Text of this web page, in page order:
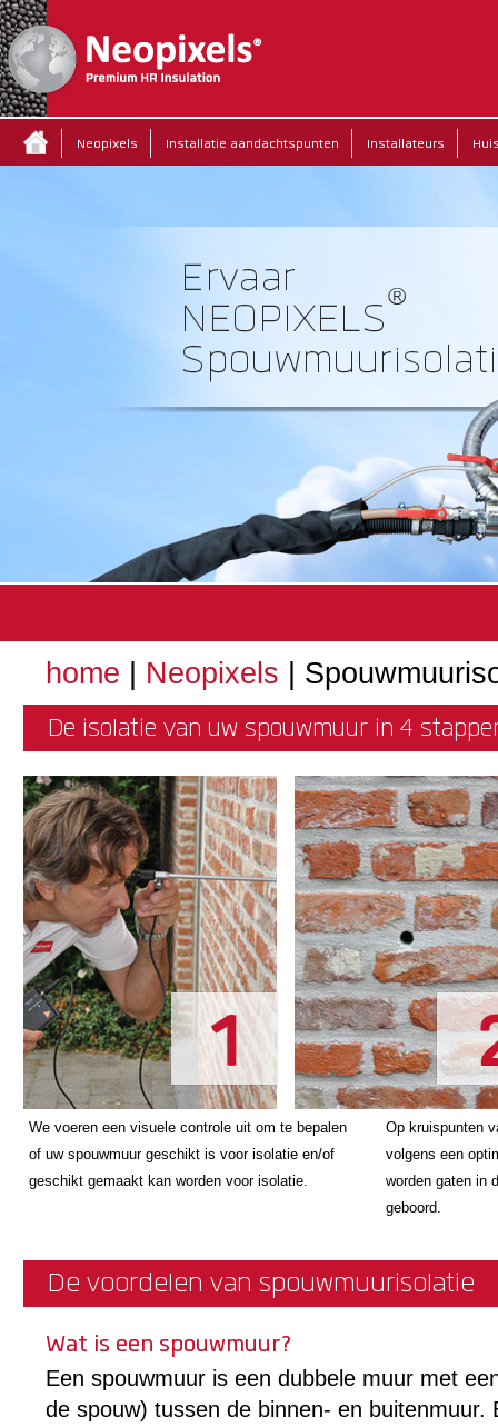
Neopixels Installatie aandachtspunten Installateurs
home Neopixels |
De isolatie van uw spouwmuur in 4
We voeren een visuele controle uit om te bepalen
of uw spouwmuur geschikt is voor isolatie en/of
geschikt gemaakt kan worden voor isolatie.
Op kruispunten
volgens een
worden gaten in
geboord.
De voordelen van spouwmuurisolatie
Wat is een spouwmuur?
Een spouwmuur is een dubbele muur met
de spouw) tussen de binnen- en buitenmuur.